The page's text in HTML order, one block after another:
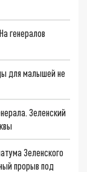
генералов
для малышей не
Зеленский
Зеленского
прорыв под